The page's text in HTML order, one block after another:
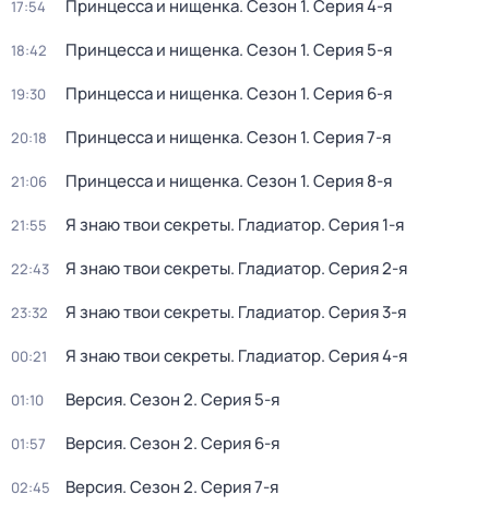
17:54 Принцесса и нищенка. Сезон 1. Серия 4-я
18:42 Принцесса и нищенка. Сезон 1. Серия 5-я
19:30 Принцесса и нищенка. Сезон 1. Серия 6-я
20:18 Принцесса и нищенка. Сезон 1. Серия 7-я
21:06 Принцесса и нищенка. Сезон 1. Серия 8-я
21:55 Я знаю твои секреты. Гладиатор. Серия 1-я
22:43 Я знаю твои секреты. Гладиатор. Серия 2-я
23:32 Я знаю твои секреты. Гладиатор. Серия 3-я
00:21 Я знаю твои секреты. Гладиатор. Серия 4-я
01:10 Версия. Сезон 2. Серия 5-я
01:57 Версия. Сезон 2. Серия 6-я
02:45 Версия. Сезон 2. Серия 7-я